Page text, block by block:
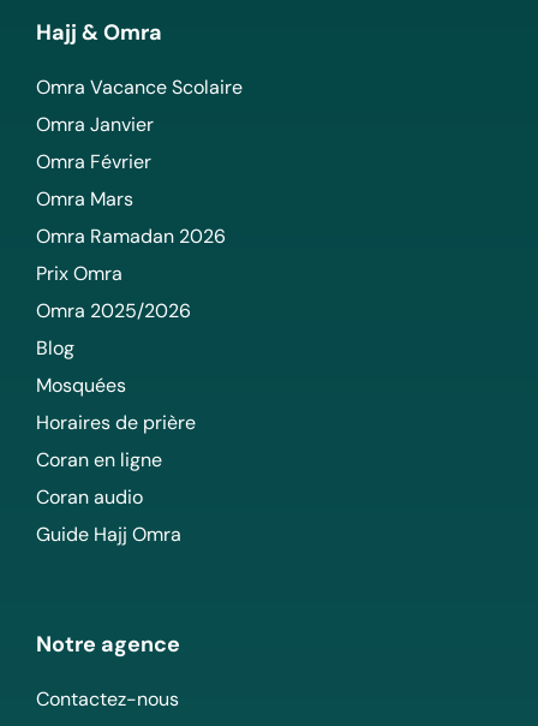
Hajj & Omra
Omra Vacance Scolaire
Omra Janvier
Omra Février
Omra Mars
Omra Ramadan 2026
Prix Omra
Omra 2025/2026
Blog
Mosquées
Horaires de prière
Coran en ligne
Coran audio
Guide Hajj Omra
Notre agence
Contactez-nous